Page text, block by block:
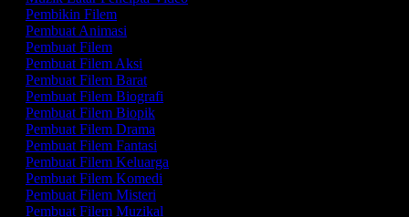
Pembikin Filem
Pembuat Animasi
Pembuat Filem
Pembuat Filem Aksi
Pembuat Filem Barat
Pembuat Filem Biografi
Pembuat Filem Biopik
Pembuat Filem Drama
Pembuat Filem Fantasi
Pembuat Filem Keluarga
Pembuat Filem Komedi
Pembuat Filem Misteri
Pembuat Filem Muzikal